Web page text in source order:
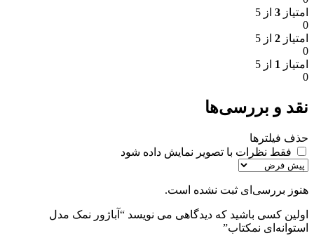
امتیاز 3 از 5
0
امتیاز 2 از 5
0
امتیاز 1 از 5
0
نقد و بررسی‌ها
حذف فیلترها
فقط نظرات با تصویر نمایش داده شود
هنوز بررسی‌ای ثبت نشده است.
اولین کسی باشید که دیدگاهی می نویسد “آباژور نمک مدل
استوانه‌ای نمکتاب”